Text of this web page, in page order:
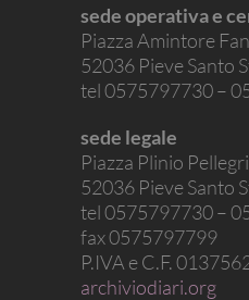
sede operativa e
Piazza Amintore
52036 Pieve Santo
tel 0575797730 –
sede legale
Piazza Plinio
52036 Pieve Santo
tel 0575797730 –
fax 0575797799
P.IVA e C.F.
archiviodiari.org